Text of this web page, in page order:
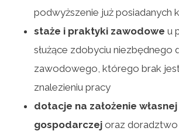
podwyższenie już posiadanych
staże i praktyki zawodowe u
służące zdobyciu niezbędnego
zawodowego, którego brak
znalezieniu pracy
dotacje na założenie
gospodarczej oraz doradztwo